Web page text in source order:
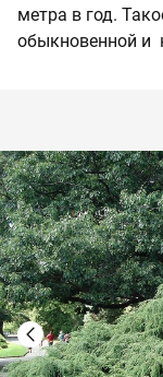
метра в год.
обыкновенной и